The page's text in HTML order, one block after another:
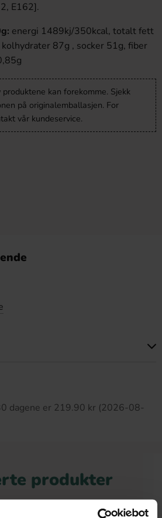
E162].
energi 1489kj/350kcal, totalt fett
87g , socker 51g, fiber
kan forekomme. Sjekk
på originalemballasjen. For
vår kundeservice.
dagene er 219.90 kr (2026-08-
produkter